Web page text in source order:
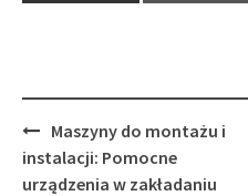
Post
navigation
Maszyny do montażu i
instalacji: Pomocne
urządzenia w zakładaniu